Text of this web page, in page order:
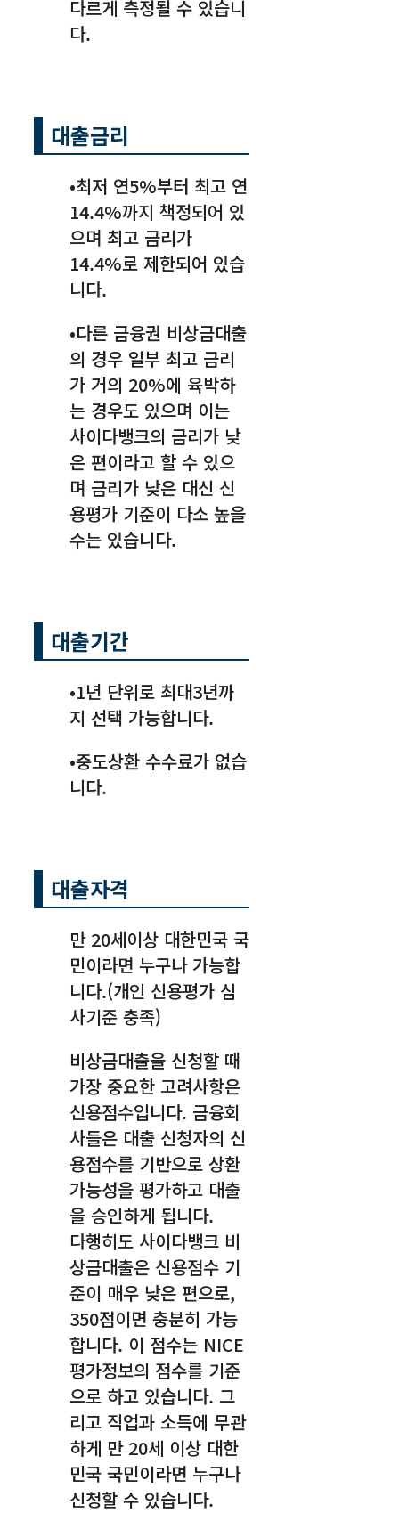
다르게 측정될 수 있습니
다.
대출금리
•최저 연5%부터 최고 연
14.4%까지 책정되어 있
으며 최고 금리가
14.4%로 제한되어 있습
니다.
•다른 금융권 비상금대출
의 경우 일부 최고 금리
가 거의 20%에 육박하
는 경우도 있으며 이는
사이다뱅크의 금리가 낮
은 편이라고 할 수 있으
며 금리가 낮은 대신 신
용평가 기준이 다소 높을
수는 있습니다.
대출기간
•1년 단위로 최대3년까
지 선택 가능합니다.
•중도상환 수수료가 없습
니다.
대출자격
만 20세이상 대한민국 국
민이라면 누구나 가능합
니다.(개인 신용평가 심
사기준 충족)
비상금대출을 신청할 때
가장 중요한 고려사항은
신용점수입니다. 금융회
사들은 대출 신청자의 신
용점수를 기반으로 상환
가능성을 평가하고 대출
을 승인하게 됩니다.
다행히도 사이다뱅크 비
상금대출은 신용점수 기
준이 매우 낮은 편으로,
350점이면 충분히 가능
합니다. 이 점수는 NICE
평가정보의 점수를 기준
으로 하고 있습니다. 그
리고 직업과 소득에 무관
하게 만 20세 이상 대한
민국 국민이라면 누구나
신청할 수 있습니다.